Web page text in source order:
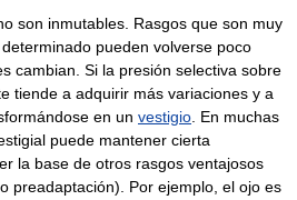
son inmutables. Rasgos que son muy
pueden volverse poco
cambian. Si la presión selectiva sobre
tiende a adquirir más variaciones y a
en un vestigio . En muchas
puede mantener cierta
la base de otros rasgos ventajosos
preadaptación). Por ejemplo, el ojo es